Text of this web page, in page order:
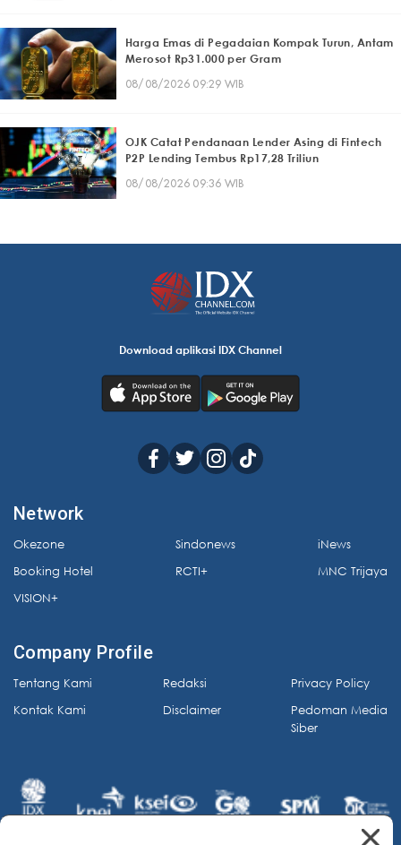
Harga Emas di Pegadaian Kompak Turun, Antam
Merosot Rp31.000 per Gram
08/08/2026 09:29 WIB
OJK Catat Pendanaan Lender Asing di Fintech
P2P Lending Tembus Rp17,28 Triliun
08/08/2026 09:36 WIB
Download aplikasi IDX Channel
Network
Okezone
Booking Hotel
VISION+
Sindonews
RCTI+
iNews
MNC Trijaya
Company Profile
Tentang Kami
Kontak Kami
Redaksi
Disclaimer
Privacy Policy
Pedoman Media
Siber